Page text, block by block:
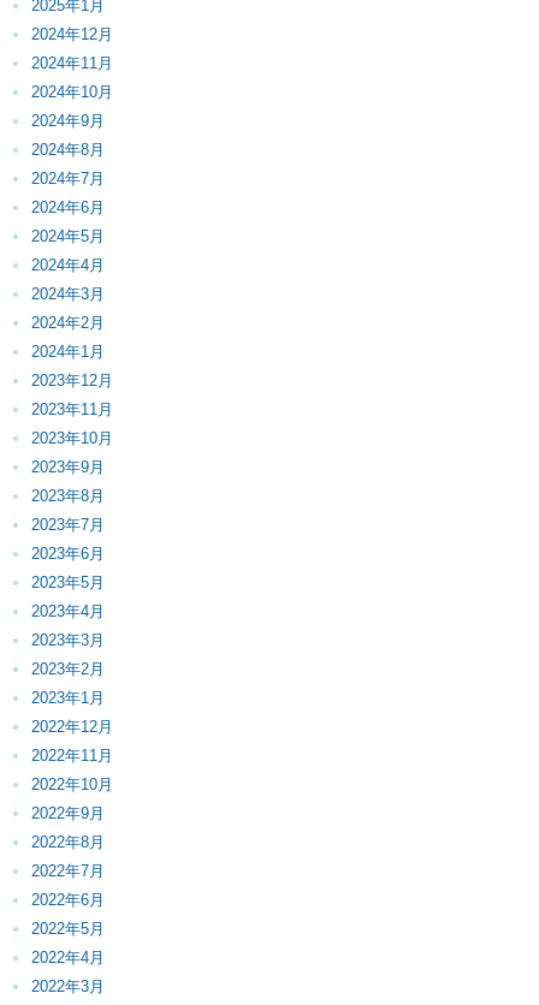
2025年1月
2024年12月
2024年11月
2024年10月
2024年9月
2024年8月
2024年7月
2024年6月
2024年5月
2024年4月
2024年3月
2024年2月
2024年1月
2023年12月
2023年11月
2023年10月
2023年9月
2023年8月
2023年7月
2023年6月
2023年5月
2023年4月
2023年3月
2023年2月
2023年1月
2022年12月
2022年11月
2022年10月
2022年9月
2022年8月
2022年7月
2022年6月
2022年5月
2022年4月
2022年3月